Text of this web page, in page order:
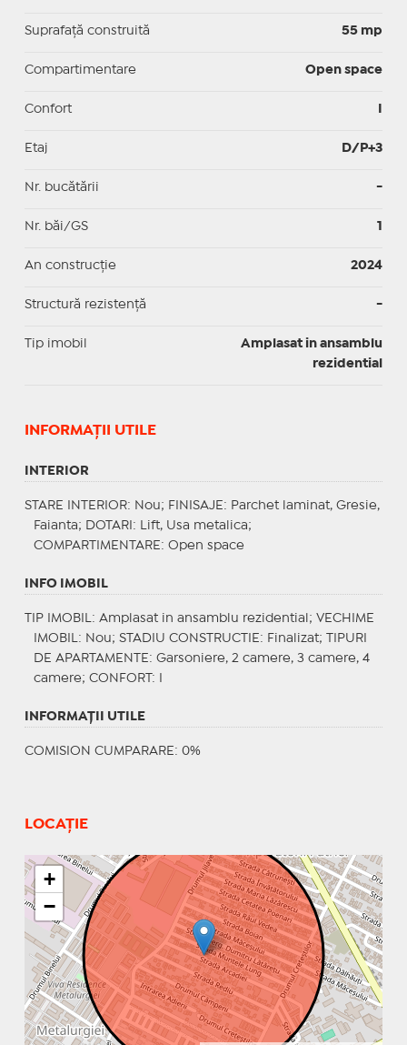
Suprafaţă construită 55 mp
Compartimentare Open space
Confort
Etaj D/P+3
Nr. bucătării -
Nr. băi/GS 1
An construcție 2024
Structură rezistență -
Tip imobil
Amplasat in ansamblu
rezidential
INFORMAŢII UTILE
INTERIOR
STARE INTERIOR: Nou; FINISAJE : Parchet laminat, Gresie,
Faianta;
DOTARI : Lift, Usa metalica;
COMPARTIMENTARE : Open space
INFO IMOBIL
TIP IMOBIL : Amplasat in ansamblu rezidential; VECHIME
IMOBIL : Nou; STADIU CONSTRUCTIE : Finalizat;
TIPURI
DE APARTAMENTE : Garsoniere, 2 camere, 3 camere, 4
camere; CONFORT : I
INFORMAŢII UTILE
COMISION CUMPARARE: 0%
LOCAȚIE
+
−